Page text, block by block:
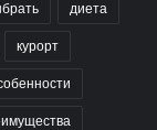
диета
курорт